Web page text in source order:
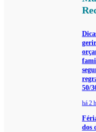
50/
há 2
dos